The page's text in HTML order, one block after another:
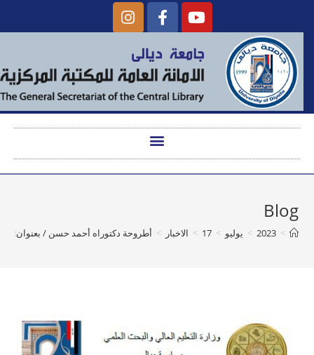
Blog
>
2023
> يوليو >
17
> الاخبار > أطروحة دكتوراه أحمد حسن / بعنوان: الرضا